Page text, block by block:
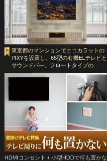
東京都のマンションでエコカラットの
PIXYを設置し、65型の有機ELテレビと
サウンドバー、フロートタイプの…
HDMIコンセント＋小型HDDで何も置かな